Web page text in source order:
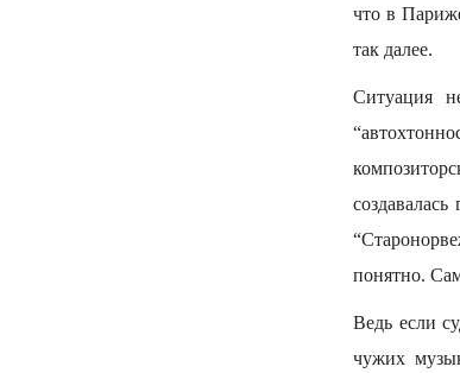
что в
так далее.
Ситуация
понятно.
Ведь если
чужих